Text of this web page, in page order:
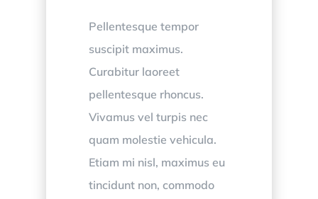
Pellentesque tempor
suscipit maximus.
Curabitur laoreet
pellentesque rhoncus.
Vivamus vel turpis nec
quam molestie vehicula.
Etiam mi nisl, maximus eu
tincidunt non, commodo